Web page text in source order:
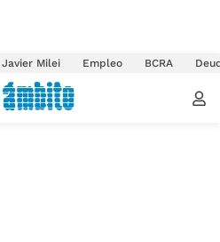
Javier Milei Empleo BCRA